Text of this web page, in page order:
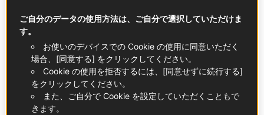
AOC クレマン・ダルザス
詳しく知る
大事な人と大切な日に・・・
お祝い事や記念日に抜栓する。そんな思い出にひと華
ご自分のデータの使用方法は、ご自分で選択していただけま
す。
お使いのデバイスでの Cookie の使用に同意いただく
場合、[同意する] をクリックしてください。
Cookie の使用を拒否するには、[同意せずに続行する]
をクリックしてください。
また、ご自分で Cookie を設定していただくこともで
きます。